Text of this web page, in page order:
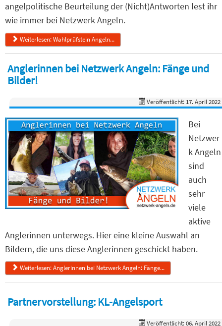
angelpolitische Beurteilung der (Nicht)Antworten lest ihr
wie immer bei Netzwerk Angeln.
Weiterlesen: Wahlprüfstein Angeln...
Anglerinnen bei Netzwerk Angeln: Fänge und
Bilder!
Veröffentlicht: 17. April 2022
Bei
Netzwer
k Angeln
sind
auch
sehr
viele
aktive
Anglerinnen unterwegs. Hier eine kleine Auswahl an
Bildern, die uns diese Anglerinnen geschickt haben.
Weiterlesen: Anglerinnen bei Netzwerk Angeln: Fänge...
Partnervorstellung: KL-Angelsport
Veröffentlicht: 06. April 2022